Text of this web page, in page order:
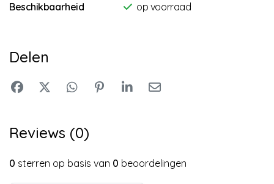
Beschikbaarheid
op voorraad
Delen
Reviews (0)
0 sterren op basis van 0 beoordelingen